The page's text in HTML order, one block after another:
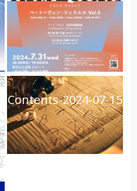
Contents-2024-07-15